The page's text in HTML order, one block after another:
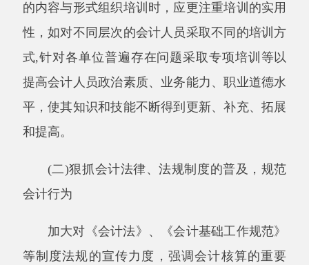
的规定处理。(4)内部会计管理方面，建立并执行
内部牵制和稽核制度、财务收支审批制度，严厉
打击违反财经法律法规行为，维护会计法律法规
的“刚性”约束。此外对单位负责人或分管负责人
要加强财经法律、法规宣传和教育，使他们能支
持、理解、配合财务人员的工作。
各级财政和业务主管部门对各单位的会计基
扎实有序，直接影响会计工作水平和会计信息质
量，因此，会计基础工作既是各单位的一项内部